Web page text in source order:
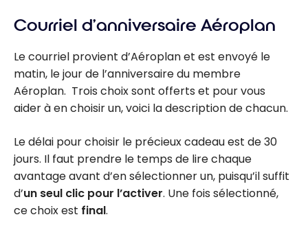
Courriel d’anniversaire Aéroplan
Le courriel provient d’Aéroplan et est envoyé le
matin, le jour de l’anniversaire du membre
Aéroplan. Trois choix sont offerts et pour vous
aider à en choisir un, voici la description de chacun.
Le délai pour choisir le précieux cadeau est de 30
jours. Il faut prendre le temps de lire chaque
avantage avant d’en sélectionner un, puisqu’il suffit
d’un seul clic pour l’activer. Une fois sélectionné,
ce choix est final.